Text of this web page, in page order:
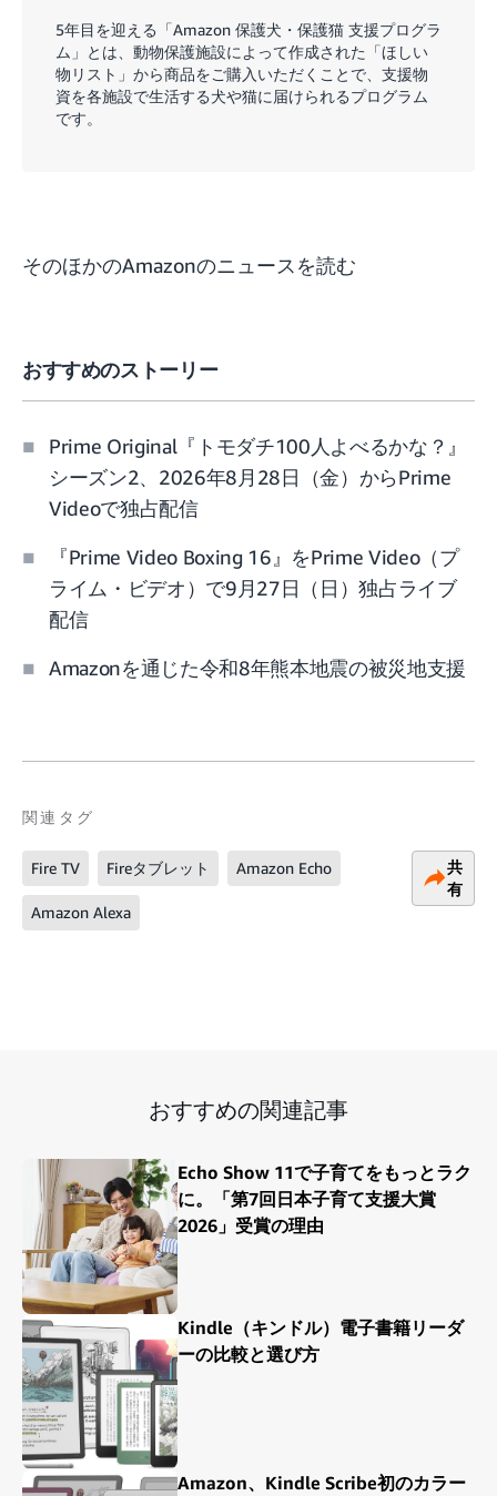
5年目を迎える「Amazon 保護犬・保護猫 支援プログラ
ム」とは、動物保護施設によって作成された「ほしい
物リスト」から商品をご購入いただくことで、支援物
資を各施設で生活する犬や猫に届けられるプログラム
です。
そのほかのAmazonのニュースを読む
おすすめのストーリー
Prime Original『トモダチ100人よべるかな？』
シーズン2、2026年8月28日（金）からPrime
Videoで独占配信
『Prime Video Boxing 16』をPrime Video（プ
ライム・ビデオ）で9月27日（日）独占ライブ
配信
Amazonを通じた令和8年熊本地震の被災地支援
関連タグ
Fire TV Fireタブレット Amazon Echo
Amazon Alexa
共
有
おすすめの関連記事
Echo Show 11で子育てをもっとラク
に。「第7回日本子育て支援大賞
2026」受賞の理由
Kindle（キンドル）電子書籍リーダ
ーの比較と選び方
Amazon、Kindle Scribe初のカラー